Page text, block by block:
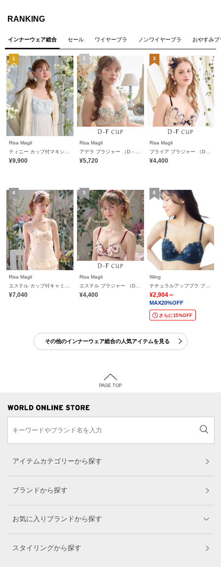
RANKING
インナーウェア総合 セール ワイヤーブラ ノンワイヤーブラ おやすみブ
Risa Magli
ティニー カップ付マキシワンピース
¥9,900
Risa Magli
アデラ ブラジャー （D－F） ＜D Make Type＞
¥5,720
Risa Magli
ブライア ブラジャー （D－F） ＜リサマリミラクル谷間ブラ＞
¥4,400
Risa Magli
¥7,040
Risa Magli
エステル ブラジャー （D－F） ＜Sweet Rich（スウィートリッチ）＞
¥4,400
Wing
¥2,904～
MAX20%OFF
さらに15%OFF
その他のインナーウェア総合の人気アイテムを見る
PAGE TOP
アイテムカテゴリーから探す
ブランドから探す
お気に入りブランドから探す
スタイリングから探す